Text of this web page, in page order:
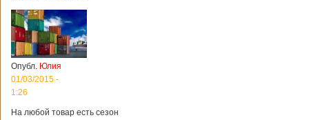
Опубл. Юлия
01/03/2015 -
1:26
На любой товар есть сезон